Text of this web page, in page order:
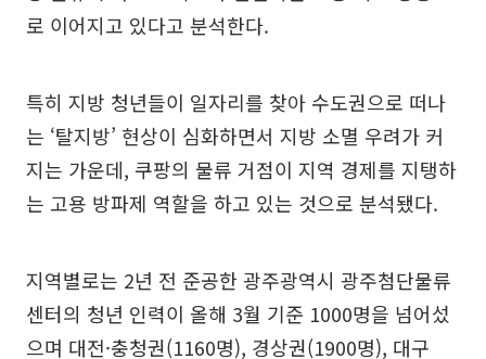
로 이어지고 있다고 분석한다.
특히 지방 청년들이 일자리를 찾아 수도권으로 떠나
는 ‘탈지방’ 현상이 심화하면서 지방 소멸 우려가 커
지는 가운데, 쿠팡의 물류 거점이 지역 경제를 지탱하
는 고용 방파제 역할을 하고 있는 것으로 분석됐다.
지역별로는 2년 전 준공한 광주광역시 광주첨단물류
센터의 청년 인력이 올해 3월 기준 1000명을 넘어섰
으며 대전·충청권(1160명), 경상권(1900명), 대구